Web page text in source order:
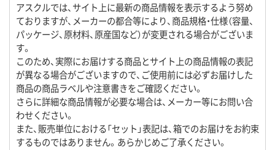
アスクルでは、サイト上に最新の商品情報を表示するよう努め
ておりますが、メーカーの都合等により、商品規格・仕様（容量、
パッケージ、原材料、原産国など）が変更される場合がございま
す。
このため、実際にお届けする商品とサイト上の商品情報の表記
が異なる場合がございますので、ご使用前には必ずお届けした
商品の商品ラベルや注意書きをご確認ください。
さらに詳細な商品情報が必要な場合は、メーカー等にお問い合
わせください。
また、販売単位における「セット」表記は、箱でのお届けをお約束
するものではありません。あらかじめご了承ください。